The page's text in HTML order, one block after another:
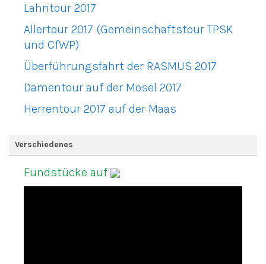
Lahntour 2017
Allertour 2017 (Gemeinschaftstour TPSK
und CfWP)
Überführungsfahrt der RASMUS 2017
Damentour auf der Mosel 2017
Herrentour 2017 auf der Maas
Verschiedenes
Fundstücke auf